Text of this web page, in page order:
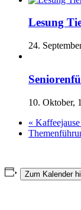
Lesung
24.
10. Oktober,
«
Zum Kalender